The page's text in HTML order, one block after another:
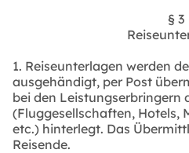
§ 3
1. Reiseunterlagen werden
ausgehändigt, per Post
bei den Leistungserbringern
(Fluggesellschaften, Hotels,
etc.) hinterlegt. Das
Reisende.